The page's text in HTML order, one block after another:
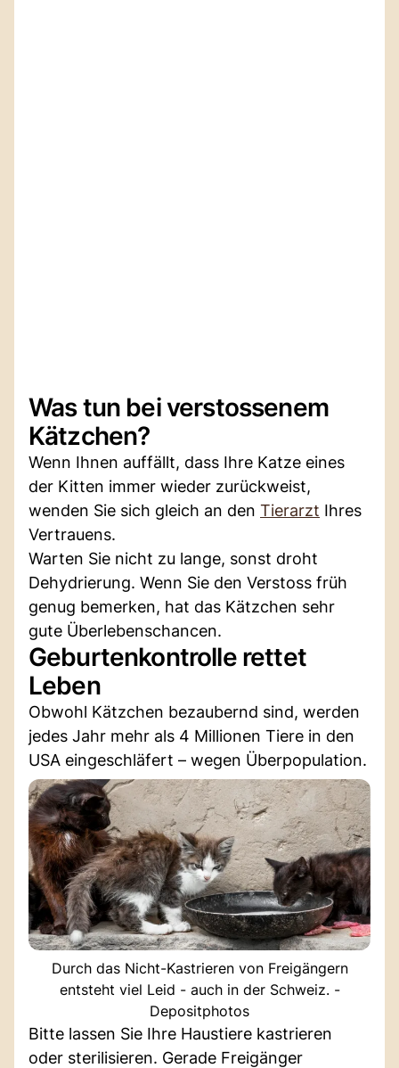
Was tun bei verstossenem
Kätzchen?
Wenn Ihnen auffällt, dass Ihre Katze eines
der Kitten immer wieder zurückweist,
wenden Sie sich gleich an den Tierarzt Ihres
Vertrauens.
Warten Sie nicht zu lange, sonst droht
Dehydrierung. Wenn Sie den Verstoss früh
genug bemerken, hat das Kätzchen sehr
gute Überlebenschancen.
Geburtenkontrolle rettet
Leben
Obwohl Kätzchen bezaubernd sind, werden
jedes Jahr mehr als 4 Millionen Tiere in den
USA eingeschläfert – wegen Überpopulation.
Durch das Nicht-Kastrieren von Freigängern
entsteht viel Leid - auch in der Schweiz. -
Depositphotos
Bitte lassen Sie Ihre Haustiere kastrieren
oder sterilisieren. Gerade Freigänger